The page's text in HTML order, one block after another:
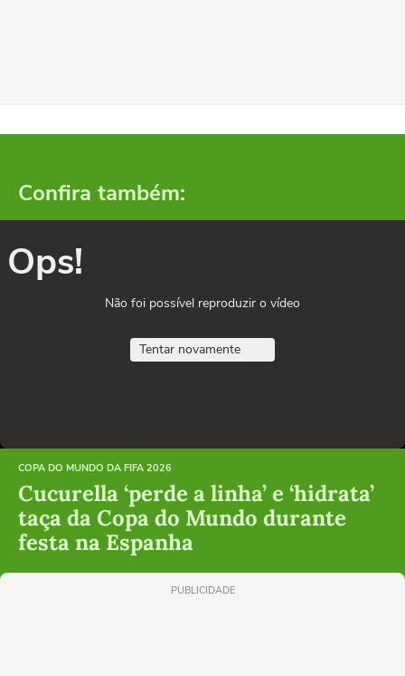
Confira também:
Ops!
Não foi possível reproduzir o vídeo
Tentar novamente
COPA DO MUNDO DA FIFA 2026
Cucurella ‘perde a linha’ e ‘hidrata’
taça da Copa do Mundo durante
festa na Espanha
PUBLICIDADE